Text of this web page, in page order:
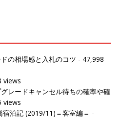
の相場感と入札のコツ - 47,998
views
レードキャンセル待ちの確率や確
views
泊記 (2019/11)＝客室編＝ -